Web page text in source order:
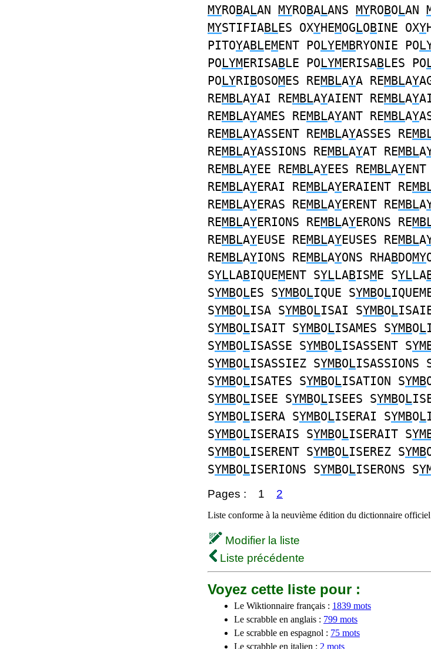
MYROBALAN MYROBALANS MYROBOLAN
MYSTIFIABLES OXYHEMOGLOBINE OXY
PITOYABLEMENT POLYEMBRYONIE PO
POLYMERISABLE POLYMERISABLES PO
POLYRIBOSOMES REMBLAYA REMBLAY
REMBLAYAI REMBLAYAIENT REMBLAY
REMBLAYAMES REMBLAYANT REMBLAY
REMBLAYASSENT REMBLAYASSES RE
REMBLAYASSIONS REMBLAYAT REMBLA
REMBLAYEE REMBLAYEES REMBLAY
REMBLAYERAI REMBLAYERAIENT RE
REMBLAYERAS REMBLAYERENT REMBLA
REMBLAYERIONS REMBLAYERONS RE
REMBLAYEUSE REMBLAYEUSES REMBLA
REMBLAYIONS REMBLAYONS RHABDOMY
SYLLABIQUEMENT SYLLABISME SYLLA
SYMBOLES SYMBOLIQUE SYMBOL
SYMBOLISA SYMBOLISAI SYMBOL
SYMBOLISAIT SYMBOLISAMES SYMBOL
SYMBOLISASSE SYMBOLISASSENT S
SYMBOLISASSIEZ SYMBOLISASSIONS
SYMBOLISATES SYMBOLISATION SYMB
SYMBOLISEE SYMBOLISEES SYMBOL
SYMBOLISERA SYMBOLISERAI SYMBOL
SYMBOLISERAIS SYMBOLISERAIT S
SYMBOLISERENT SYMBOLISEREZ SYMB
SYMBOLISERIONS SYMBOLISERONS S
Pages : 1 2
Liste conforme à la neuvième édition du dictionnaire
Modifier la liste
Liste précédente
Voyez cette liste pour :
Le Wiktionnaire français : 1839 mots
Le scrabble en anglais : 799 mots
Le scrabble en espagnol : 75 mots
Le scrabble en italien : 2 mots